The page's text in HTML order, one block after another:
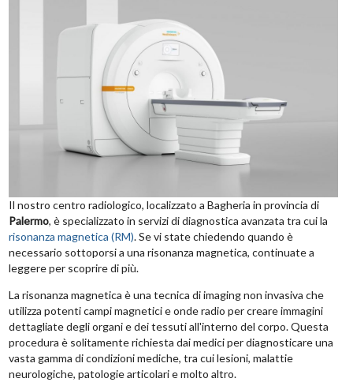
Il nostro centro radiologico, localizzato a Bagheria in provincia di
Palermo, è specializzato in servizi di diagnostica avanzata tra cui la
risonanza magnetica (RM). Se vi state chiedendo quando è
necessario sottoporsi a una risonanza magnetica, continuate a
leggere per scoprire di più.
La risonanza magnetica è una tecnica di imaging non invasiva che
utilizza potenti campi magnetici e onde radio per creare immagini
dettagliate degli organi e dei tessuti all'interno del corpo. Questa
procedura è solitamente richiesta dai medici per diagnosticare una
vasta gamma di condizioni mediche, tra cui lesioni, malattie
neurologiche, patologie articolari e molto altro.